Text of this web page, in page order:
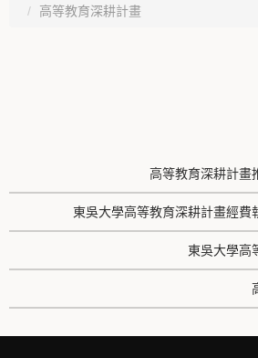
高等教育深耕計畫
高等教育深耕計畫
東吳大學高等教育深耕計畫經費
東吳大學高